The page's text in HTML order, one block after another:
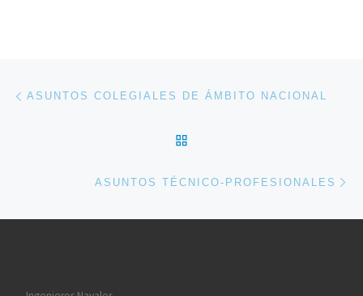
Navegación de entradas
ASUNTOS COLEGIALES DE ÁMBITO NACIONAL
ASUNTOS TÉCNICO-PROFESIONALES